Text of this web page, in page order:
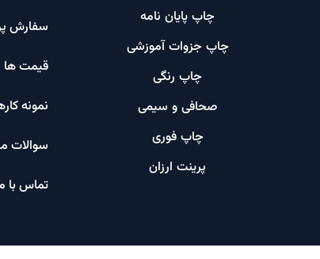
چاپ پایان نامه
چاپ جزوات آموزشی
چاپ رنگی
صحافی و سیمی
چاپ فوری
پرینت ارزان​
سفارش
قیمت ها
نمونه
سوالات
تماس با